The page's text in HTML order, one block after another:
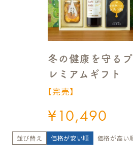
冬の健康を守るプ
レミアムギフト
【完売】
¥10,490
並び替え 価格が安い順 価格が高い